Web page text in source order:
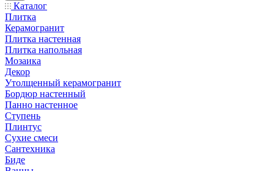
Каталог
Плитка
Керамогранит
Плитка настенная
Плитка напольная
Мозаика
Декор
Утолщенный керамогранит
Бордюр настенный
Панно настенное
Ступень
Плинтус
Сухие смеси
Сантехника
Биде